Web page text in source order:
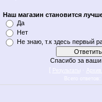
Наш магазин становится
Да
Нет
Не знаю, т.к здесь первый
Спасибо за ваши